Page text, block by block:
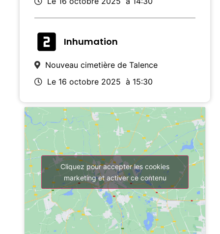
Inhumation
Nouveau cimetière de Talence
Le 16 octobre 2025 à 15:30
Cliquez pour accepter les cookies
marketing et activer ce contenu